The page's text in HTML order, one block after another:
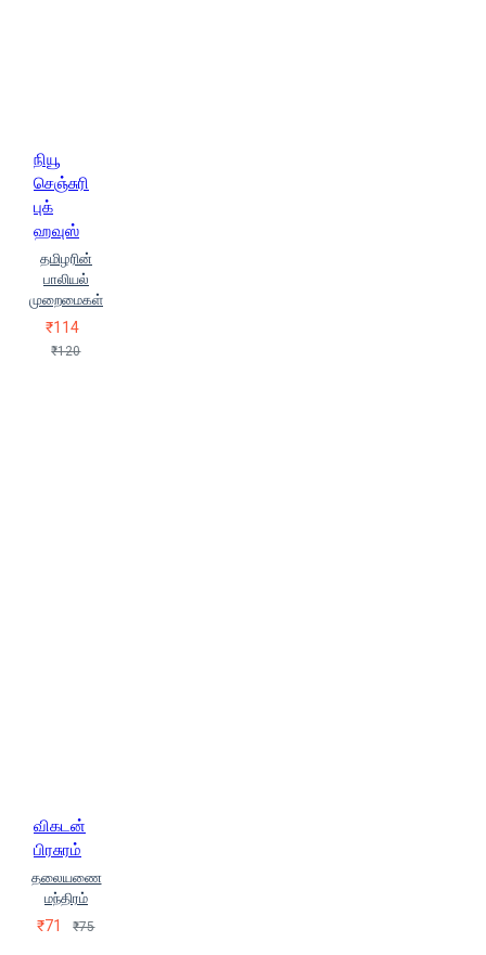
நியூ
செஞ்சுரி
புக்
ஹவுஸ்
தமிழரின்
பாலியல்
முறைமைகள்
₹114
₹120
விகடன்
பிரசுரம்
தலையணை
மந்திரம்
₹71 ₹75